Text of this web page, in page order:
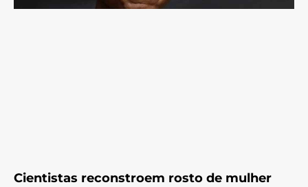
Cientistas reconstroem rosto de mulher